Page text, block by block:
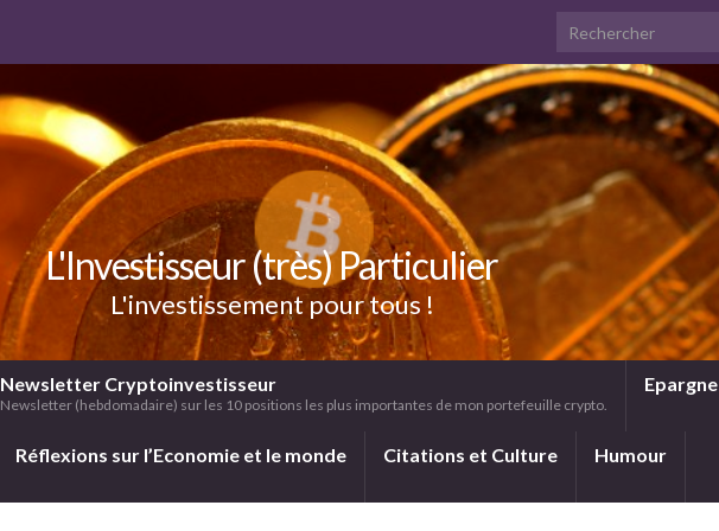
Search for:
L'Investisseur (très) Particulier
L'investissement pour tous !
Newsletter Cryptoinvestisseur
Newsletter (hebdomadaire) sur les 10 positions les plus importantes de mon portefeuille crypto.
Epargne
Réflexions sur l’Economie et le monde Citations et Culture Humour